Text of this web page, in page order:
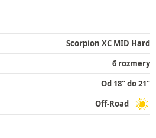
Scorpion XC MID Hard
6 rozmery
Od 18" do 21"
Off-Road